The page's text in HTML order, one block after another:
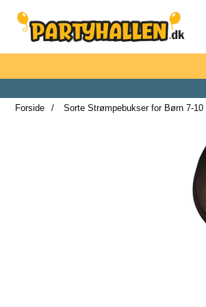
Startside for Partyhallen AB
Forside
Sorte Strømpebukser for Børn 7-10